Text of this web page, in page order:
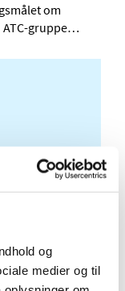
og
medier og til
om
gruppe…